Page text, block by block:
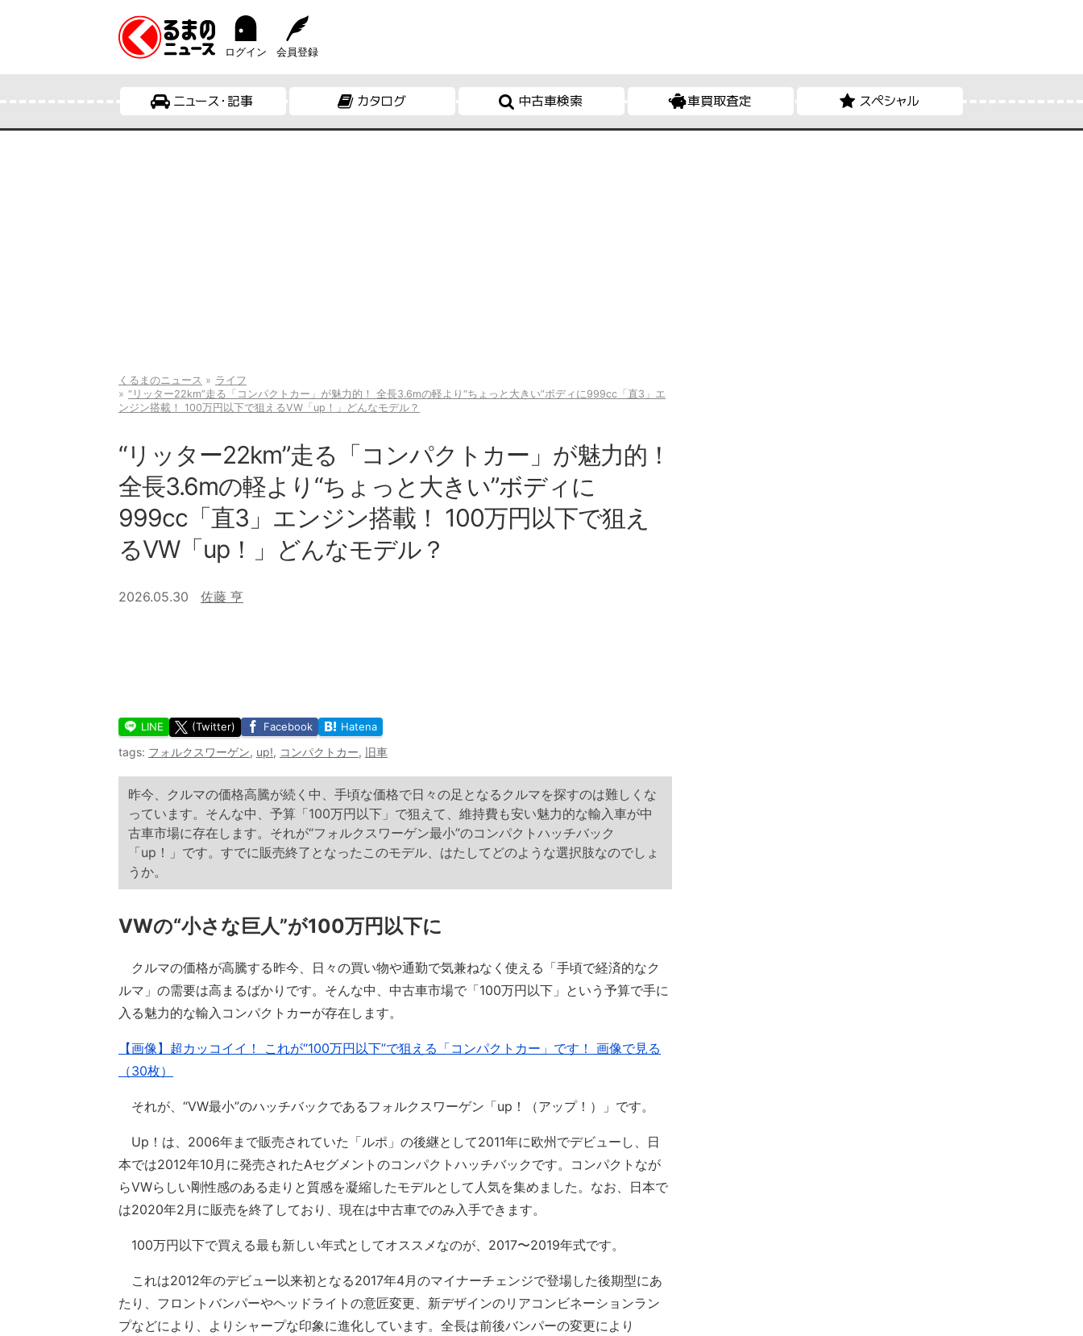
ログイン 会員登録
ニュース・記事 カタログ 中古車検索 車買取査定 スペシャル
くるまのニュース
ライフ
“リッター22km”走る「コンパクトカー」が魅力的！ 全長3.6mの軽より“ちょっと大きい”ボディに999cc「直3」エ
ンジン搭載！ 100万円以下で狙えるVW「up！」どんなモデル？
“リッター22km”走る「コンパクトカー」が魅力的！
全長3.6mの軽より“ちょっと大きい”ボディに
999cc「直3」エンジン搭載！ 100万円以下で狙え
るVW「up！」どんなモデル？
2026.05.30 佐藤 亨
LINE (Twitter) Facebook Hatena
tags: フォルクスワーゲン, up!, コンパクトカー, 旧車
昨今、クルマの価格高騰が続く中、手頃な価格で日々の足となるクルマを探すのは難しくな
っています。そんな中、予算「100万円以下」で狙えて、維持費も安い魅力的な輸入車が中
古車市場に存在します。それが“フォルクスワーゲン最小”のコンパクトハッチバック
「up！」です。すでに販売終了となったこのモデル、はたしてどのような選択肢なのでしょ
うか。
VWの“小さな巨人”が100万円以下に
クルマの価格が高騰する昨今、日々の買い物や通勤で気兼ねなく使える「手頃で経済的なク
ルマ」の需要は高まるばかりです。そんな中、中古車市場で「100万円以下」という予算で手に
入る魅力的な輸入コンパクトカーが存在します。
【画像】超カッコイイ！ これが“100万円以下”で狙える「コンパクトカー」です！ 画像で見る
（30枚）
それが、“VW最小”のハッチバックであるフォルクスワーゲン「up！（アップ！）」です。
Up！は、2006年まで販売されていた「ルポ」の後継として2011年に欧州でデビューし、日
本では2012年10月に発売されたAセグメントのコンパクトハッチバックです。コンパクトなが
らVWらしい剛性感のある走りと質感を凝縮したモデルとして人気を集めました。なお、日本で
は2020年2月に販売を終了しており、現在は中古車でのみ入手できます。
100万円以下で買える最も新しい年式としてオススメなのが、2017〜2019年式です。
これは2012年のデビュー以来初となる2017年4月のマイナーチェンジで登場した後期型にあ
たり、フロントバンパーやヘッドライトの意匠変更、新デザインのリアコンビネーションラン
プなどにより、よりシャープな印象に進化しています。全長は前後バンパーの変更により